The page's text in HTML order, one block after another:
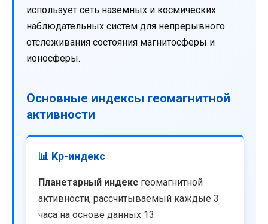
использует сеть наземных и космических
наблюдательных систем для непрерывного
отслеживания состояния магнитосферы и
ионосферы.
Основные индексы геомагнитной
активности
📊 Kp-индекс
Планетарный индекс геомагнитной
активности, рассчитываемый каждые 3
часа на основе данных 13